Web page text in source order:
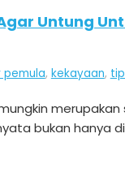
Untung
pemula, kekayaan,
bukan hanya